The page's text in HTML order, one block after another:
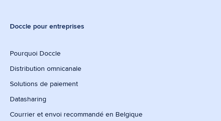
Doccle pour entreprises
Pourquoi Doccle
Distribution omnicanale
Solutions de paiement
Datasharing
Courrier et envoi recommandé en Belgique